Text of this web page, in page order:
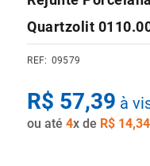
Quartzolit
09579
R$ 57,39 à
ou até4x de R$ 14,34